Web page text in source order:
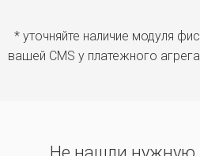
* уточняйте наличие модуля
вашей CMS у платежного